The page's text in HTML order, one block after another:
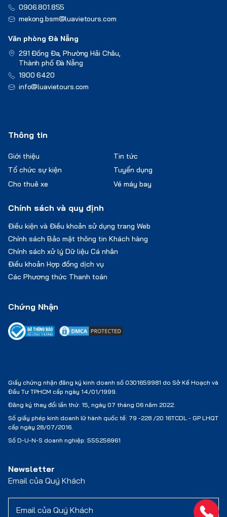
Chứng Nhận
Giấy chứng nhận đăng ký kinh doanh số 0301659981 do Sở Kế Hoạch và
Đầu Tư TPHCM cấp ngày 14/01/1999.
Đăng ký thay đổi lần thứ: 15, ngày 07 tháng 06 năm 2022.
Số giấy phép kinh doanh lữ hành quốc tế: 79 -228 /20 16TCDL - GP LHQT
cấp ngày 28/07/2016.
Số D-U-N-S doanh nghiệp: 555256961
0906.801.855
mekong.bsm@luavietours.com
Văn phòng Đà Nẵng
291 Đống Đa, Phường Hải Châu,
Thành phố Đà Nẵng
1900 6420
info@luavietours.com
Thông tin
Giới thiệu
Tổ chức sự kiện
Cho thuê xe
Vé máy bay
Tin tức
Tuyển dụng
Chính sách và quy định
Điều kiện và Điều khoản sử dụng trang Web
Chính sách Bảo mật thông tin Khách hàng
Chính sách xử lý Dữ liệu Cá nhân
Điều khoản Hợp đồng dịch vụ
Các Phương thức Thanh toán
Newsletter
Email của Quý Khách